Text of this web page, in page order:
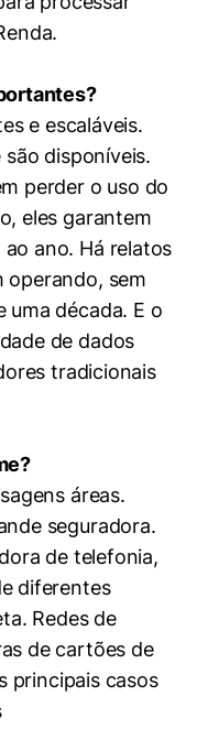
e escaláveis.
disponíveis.
perder o uso do
eles garantem
ano. Há relatos
operando, sem
uma década. E o
de dados
tradicionais
áreas.
seguradora.
de telefonia,
diferentes
Redes de
de cartões de
principais casos